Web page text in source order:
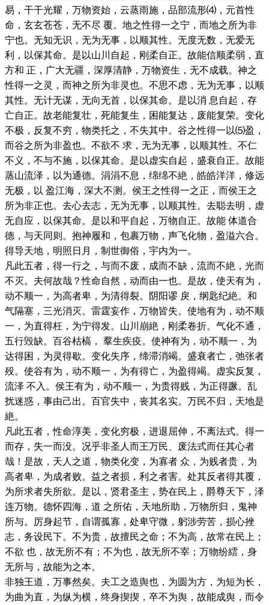
易，干干光耀，万物资始，云蒸雨施，品部流形⑷，元首性
命，玄玄苍苍，无不尽 覆。地之性得一之宁，而地之所为非
宁也。无知无识，无为无事，以顺其性。无度无数，无爱无
利，以保其命。是以山川自起，刚柔自正。故能信顺柔弱，直
方和 正，广大无疆，深厚清静，万物资生，无不成载。神之
性得一之灵，而神之所为非灵也。不思不虑，无为无事，以顺
其性。无计无谋，无向无首，以保其命。是以消 息自起，存
亡自正。故老能复壮，死能复生，困能复达，废能复荣。变化
不极，反复不穷，物类托之，不失其中。谷之性得一以⑸盈，
而谷之所为非盈也。不欲不 求，无为无事，以顺其性。不仁
不义，不与不施，以保其命。是以虚实自起，盛衰自正。故能
蒸山流泽，以为通德。涓涓不息，绵绵不絶，皓皓洋洋，修远
无极，以 盈江海，深大不测。侯王之性得一之正，而侯王之
所为非正也。去心去志，无为无事，以顺其性。去聪去明，虚
无自应，以保其命。是以和平自起，万物自正。故能 体道合
德，与天同则。抱神履和，包裹万物，声飞化物，盈溢六合。
得导天地，明照日月，制世御俗，宇内为一。
凡此五者，得一行之，与而不废，成而不缺，流而不絶，光而
不灭。夫何故哉？性命自然，动而由一也。是故，使天有为，
动不顺一，为高者卑，为清得裂。阴阳谬 戾，纲匙纪絶。和
气隔塞，三光消灭。雷霆妄作，万物皆失。使地有为，动不顺
一，为直得枉，为宁得发。山川崩絶，刚柔卷折。气化不通，
五行毁缺。百谷枯槁， 羣生疾疫。使神有为，动不顺一，为
达得困，为灵得歇。变化失序，缔滞消竭。盛衰者亡，弛张者
殁。使谷有为，动不顺一，为有得亡，为盈得竭。虚实反复，
流泽 不入。侯王有为，动不顺一，为贵得贱，为正得蹶。乱
扰迷惑，事由己出。百官失中，丧其名实。万民不归，天地是
絶。
凡此五者，性命淳美，变化穷极，进退屈伸，不离法式。得一
而存，失一而没。况乎非圣人而王万民、废法式而任其心者
哉！是故，天人之道，物类化变，为寡者 众，为贱者贵，为
高者卑，为成者败。益之者损，利之者害。处其反者得其覆，
为所求者失所欲。是以，贤君圣主，势在民上，爵尊天下，泽
连万物。德怀四海，道 之所佑，天地所助，万物所归，鬼神
所与。厉身起节，自谓孤寡，处卑守微，躬涉劳苦，损心挫
志，务设民下。不为贵，故擅民之命；不为高，故常在民上；
不欲 也，故无所不有；不为也，故无所不宰；万物纷繧，身
无所与，故能为之本。
非独王道，万事然矣。夫工之造舆也，为圆为方，为短为长，
为曲为直，为纵为横，终身揳揳，卒不为舆，故能成舆，而令